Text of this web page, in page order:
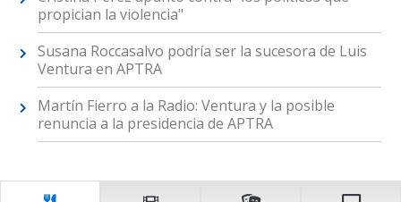
propician la violencia"
Susana Roccasalvo podría ser la sucesora de Luis
Ventura en APTRA
Martín Fierro a la Radio: Ventura y la posible
renuncia a la presidencia de APTRA